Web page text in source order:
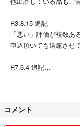
R3.8.15 追記
「悪い」評価が複数
申込頂いても遠慮させ
R7.6.4 追記
お取引経験が少ない
ャンセルになった事案
コメント